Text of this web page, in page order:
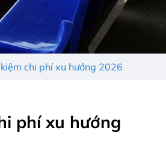
chi phí xu hướng 2026
phí xu hướng